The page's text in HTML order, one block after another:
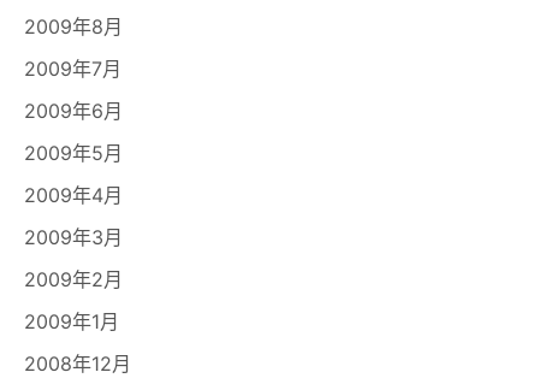
2009年8月
2009年7月
2009年6月
2009年5月
2009年4月
2009年3月
2009年2月
2009年1月
2008年12月